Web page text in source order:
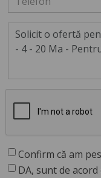
Confirm că am
DA, sunt de acord